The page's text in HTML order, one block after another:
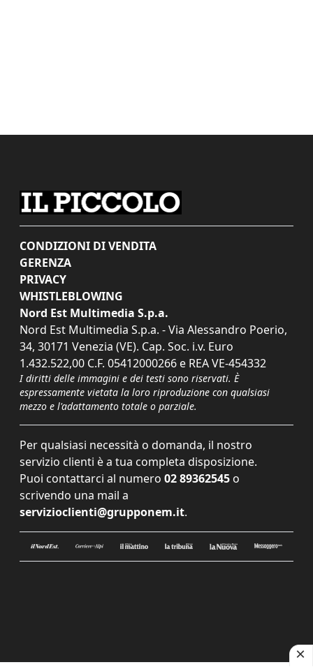
CONDIZIONI DI VENDITA
GERENZA
PRIVACY
WHISTLEBLOWING
Nord Est Multimedia S.p.a.
Nord Est Multimedia S.p.a. - Via Alessandro Poerio,
34, 30171 Venezia (VE). Cap. Soc. i.v. Euro
1.432.522,00 C.F. 05412000266 e REA VE-454332
I diritti delle immagini e dei testi sono riservati. È
espressamente vietata la loro riproduzione con qualsiasi
mezzo e l'adattamento totale o parziale.
Per qualsiasi necessità o domanda, il nostro
servizio clienti è a tua completa disposizione.
Puoi contattarci al numero 02 89362545 o
scrivendo una mail a
servizioclienti@grupponem.it.